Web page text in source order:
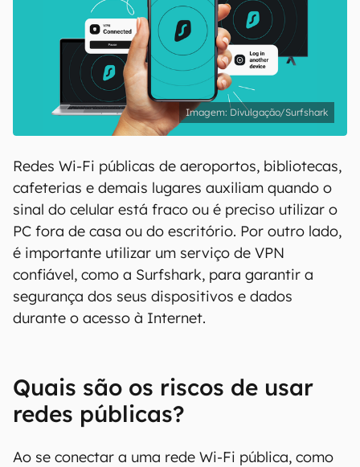
Divulgação/Surfshark
Redes Wi-Fi públicas de aeroportos, bibliotecas,
cafeterias e demais lugares auxiliam quando o
sinal do celular está fraco ou é preciso utilizar o
PC fora de casa ou do escritório. Por outro lado,
é importante utilizar um serviço de VPN
confiável, como a Surfshark, para garantir a
segurança dos seus dispositivos e dados
durante o acesso à Internet.
Quais são os riscos de usar
redes públicas?
Ao se conectar a uma rede Wi-Fi pública, como